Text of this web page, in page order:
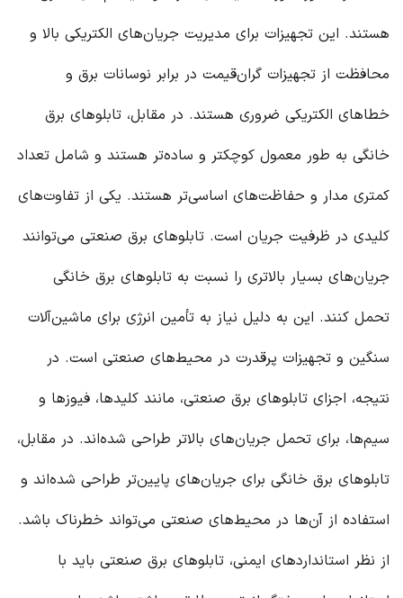
هستند. این تجهیزات برای مدیریت جریان‌های الکتریکی بالا و
محافظت از تجهیزات گران‌قیمت در برابر نوسانات برق و
خطاهای الکتریکی ضروری هستند. در مقابل، تابلوهای برق
خانگی به طور معمول کوچکتر و ساده‌تر هستند و شامل تعداد
کمتری مدار و حفاظت‌های اساسی‌تر هستند. یکی از تفاوت‌های
کلیدی در ظرفیت جریان است. تابلوهای برق صنعتی می‌توانند
جریان‌های بسیار بالاتری را نسبت به تابلوهای برق خانگی
تحمل کنند. این به دلیل نیاز به تأمین انرژی برای ماشین‌آلات
سنگین و تجهیزات پرقدرت در محیط‌های صنعتی است. در
نتیجه، اجزای تابلوهای برق صنعتی، مانند کلیدها، فیوزها و
سیم‌ها، برای تحمل جریان‌های بالاتر طراحی شده‌اند. در مقابل،
تابلوهای برق خانگی برای جریان‌های پایین‌تر طراحی شده‌اند و
استفاده از آن‌ها در محیط‌های صنعتی می‌تواند خطرناک باشد.
از نظر استانداردهای ایمنی، تابلوهای برق صنعتی باید با